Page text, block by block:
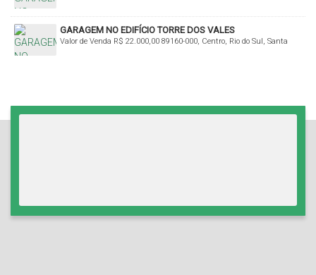
GARAGEM NO EDIFÍCIO TORRE DOS VALES
R$ 22.000,00
Valor de Venda
89160-000, Centro, Rio do Sul, Santa